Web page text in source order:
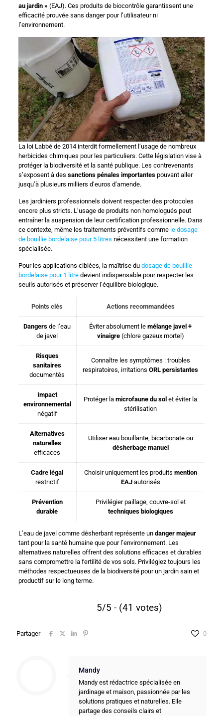
au jardin » (EAJ). Ces produits de biocontrôle garantissent une
efficacité prouvée sans danger pour l’utilisateur ni
l’environnement.
La loi Labbé de 2014 interdit formellement l’usage de nombreux
herbicides chimiques pour les particuliers. Cette législation vise à
protéger la biodiversité et la santé publique. Les contrevenants
s’exposent à des sanctions pénales importantespouvant aller
jusqu’à plusieurs milliers d’euros d’amende.
Les jardiniers professionnels doivent respecter des protocoles
encore plus stricts. L’usage de produits non homologués peut
entraîner la suspension de leur certification professionnelle. Dans
ce contexte, même les traitements préventifs comme le dosage
de bouillie bordelaise pour 5 litres nécessitent une formation
spécialisée.
Pour les applications ciblées, la maîtrise du dosage de bouillie
bordelaise pour 1 litredevient indispensable pour respecter les
seuils autorisés et préserver l’équilibre biologique.
Points clés Actions recommandées
Dangers de l’eau
de javel
Éviter absolument lemélange javel +
vinaigre(chlore gazeux mortel)
Risques
sanitaires
documentés
Connaître les symptômes : troubles
respiratoires, irritationsORL persistantes
Impact
environnemental
négatif
Protéger lamicrofaune du sol et éviter la
stérilisation
Alternatives
naturelles
efficaces
Utiliser eau bouillante, bicarbonate ou
désherbage manuel
Cadre légal
restrictif
Choisir uniquement les produits mention
EAJautorisés
Prévention
durable
Privilégier paillage, couvre-sol et
techniques biologiques
L’eau de javel comme désherbant représente un danger majeur
tant pour la santé humaine que pour l’environnement. Les
alternatives naturelles offrent des solutions efficaces et durables
sans compromettre la fertilité de vos sols. Privilégiez toujours les
méthodes respectueuses de la biodiversité pour un jardin sain et
productif sur le long terme.
5/5 - (41 votes)
Partager 0
Mandy
Mandy est rédactrice spécialisée en
jardinage et maison, passionnée par les
solutions pratiques et naturelles. Elle
partage des conseils clairs et